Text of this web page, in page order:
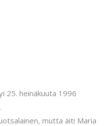
25. heinäkuuta 1996
mutta äiti Maria